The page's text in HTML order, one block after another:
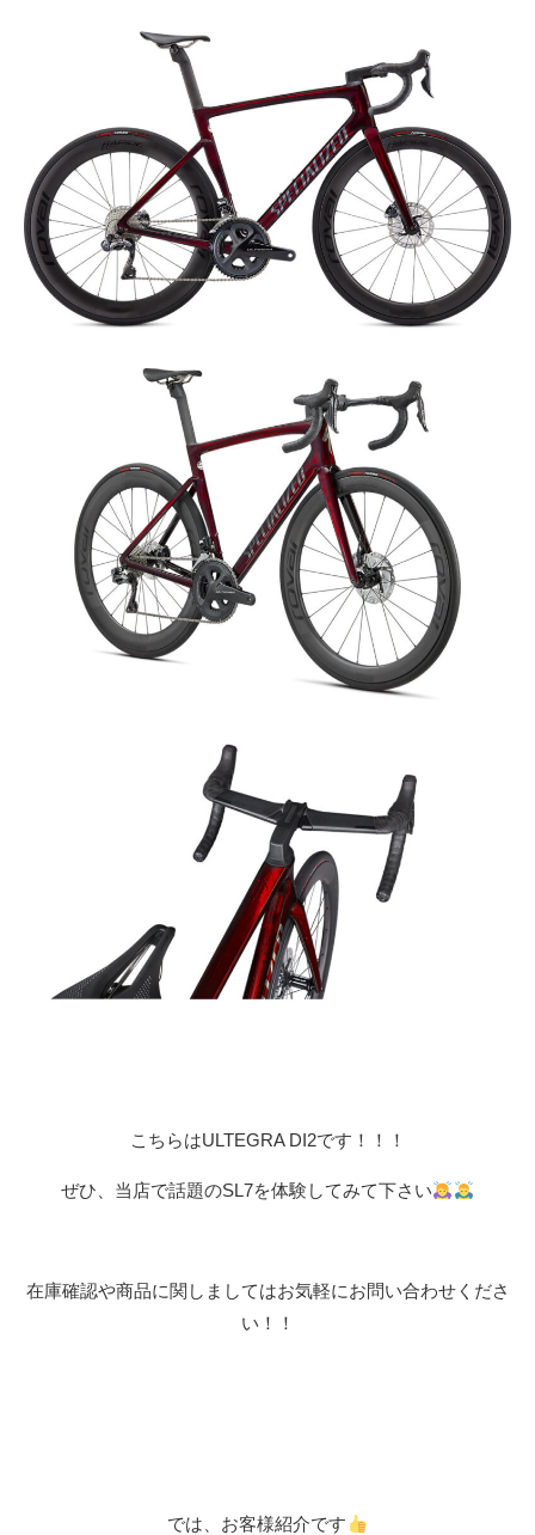
こちらはULTEGRA DI2です！！！
ぜひ、当店で話題のSL7を体験してみて下さい
在庫確認や商品に関しましてはお気軽にお問い合わせくださ
い！！
では、お客様紹介です